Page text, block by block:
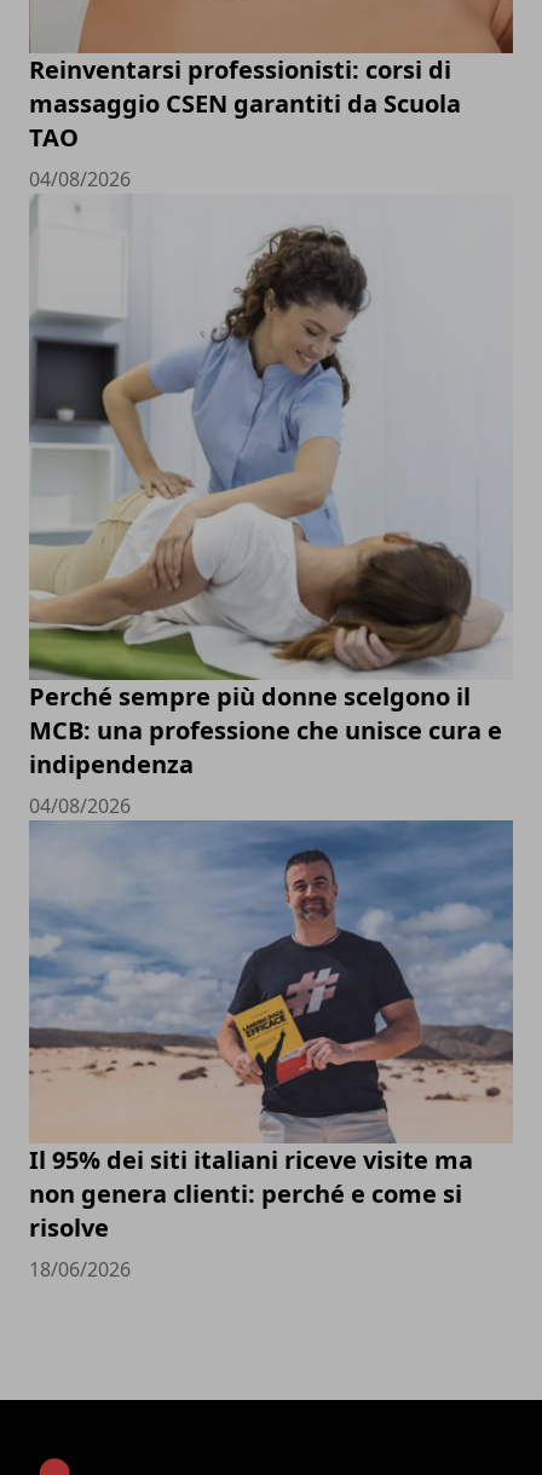
Reinventarsi professionisti: corsi di
massaggio CSEN garantiti da Scuola
TAO
04/08/2026
Perché sempre più donne scelgono il
MCB: una professione che unisce cura e
indipendenza
04/08/2026
Il 95% dei siti italiani riceve visite ma
non genera clienti: perché e come si
risolve
18/06/2026